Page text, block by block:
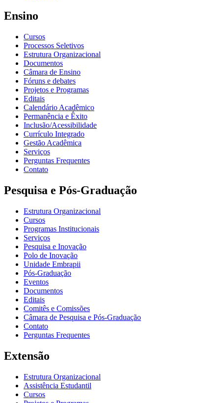
Ensino
Cursos
Processos Seletivos
Estrutura Organizacional
Documentos
Câmara de Ensino
Fóruns e debates
Projetos e Programas
Editais
Calendário Acadêmico
Permanência e Êxito
Inclusão/Acessibilidade
Currículo Integrado
Gestão Acadêmica
Serviços
Perguntas Frequentes
Contato
Pesquisa e Pós-Graduação
Estrutura Organizacional
Cursos
Programas Institucionais
Serviços
Pesquisa e Inovação
Polo de Inovação
Unidade Embrapii
Pós-Graduação
Eventos
Documentos
Editais
Comitês e Comissões
Câmara de Pesquisa e Pós-Graduação
Contato
Perguntas Frequentes
Extensão
Estrutura Organizacional
Assistência Estudantil
Cursos